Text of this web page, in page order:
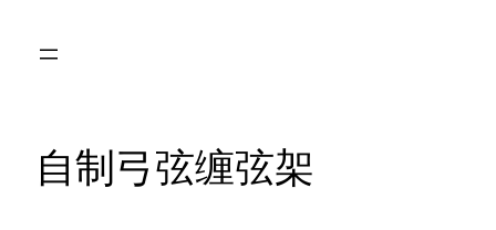
自制弓弦缠弦架